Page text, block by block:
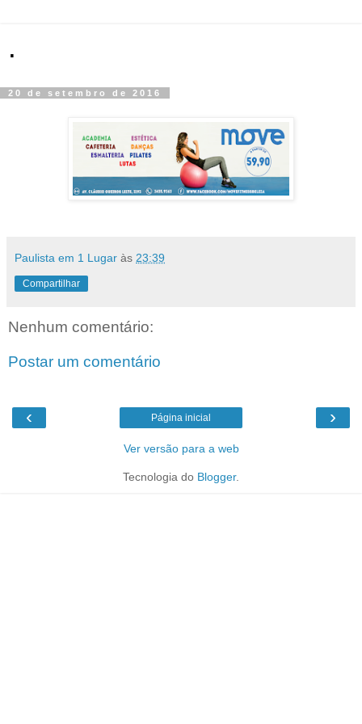
.
20 de setembro de 2016
Paulista em 1 Lugar às 23:39
Compartilhar
Nenhum comentário:
Postar um comentário
‹ ›
Página inicial
Ver versão para a web
Tecnologia do Blogger.